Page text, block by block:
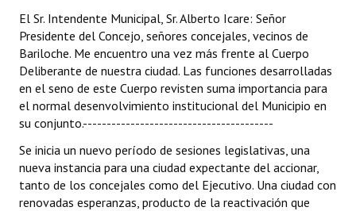
NORMATIVA
Comunicaciones
Declaraciones
Resoluciones
Resoluciones de Presidencia
INSTITUCIONAL
El Sr. Intendente Municipal, Sr. Alberto Icare: Señor
Presidente del Concejo, señores concejales, vecinos de
Bariloche. Me encuentro una vez más frente al Cuerpo
Deliberante de nuestra ciudad. Las funciones desarrolladas
en el seno de este Cuerpo revisten suma importancia para
el normal desenvolvimiento institucional del Municipio en
su conjunto.----------------------------------------
Se inicia un nuevo período de sesiones legislativas, una
nueva instancia para una ciudad expectante del accionar,
tanto de los concejales como del Ejecutivo. Una ciudad con
renovadas esperanzas, producto de la reactivación que